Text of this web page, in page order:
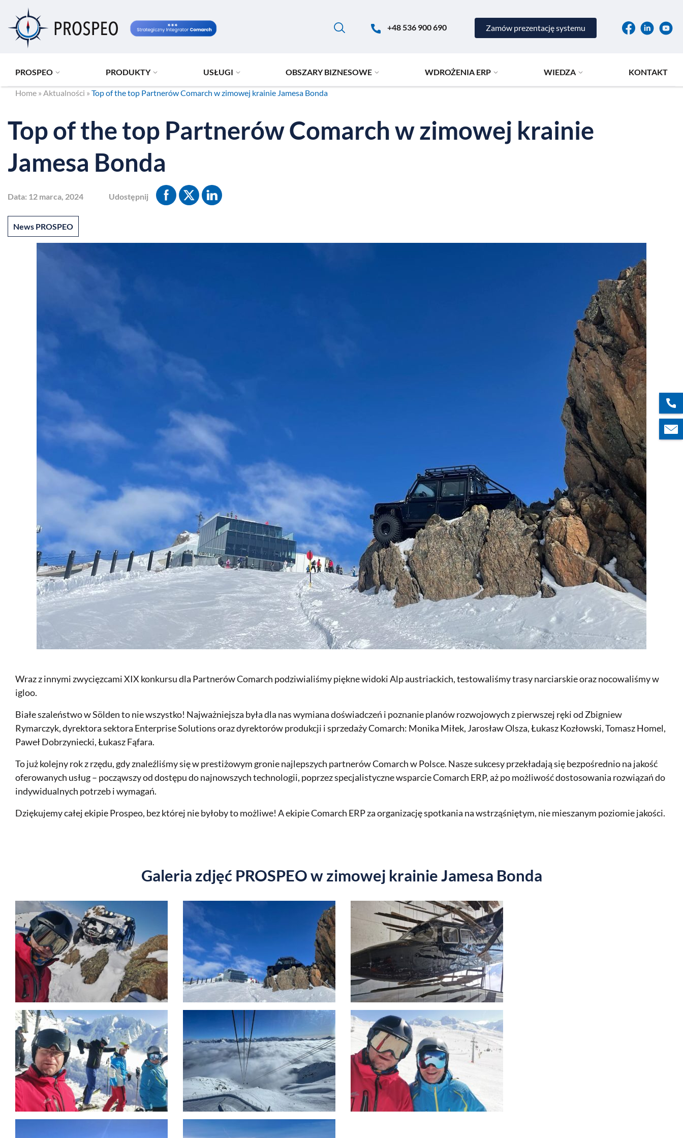
treści
+48 536 900 690 Zamów prezentację systemu
PROSPEO PRODUKTY USŁUGI OBSZARY BIZNESOWE WDROŻENIA ERP WIEDZA KONTAKT
Home » Aktualności » Top of the top Partnerów Comarch w zimowej krainie Jamesa Bonda
Top of the top Partnerów Comarch w zimowej krainie
Jamesa Bonda
Data: 12 marca, 2024 Udostępnij
News PROSPEO
Wraz z innymi zwycięzcami XIX konkursu dla Partnerów Comarch podziwialiśmy piękne widoki Alp austriackich, testowaliśmy trasy narciarskie oraz nocowaliśmy w
igloo.
Białe szaleństwo w Sölden to nie wszystko! Najważniejsza była dla nas wymiana doświadczeń i poznanie planów rozwojowych z pierwszej ręki od Zbigniew
Rymarczyk, dyrektora sektora Enterprise Solutions oraz dyrektorów produkcji i sprzedaży Comarch: Monika Miłek, Jarosław Olsza, Łukasz Kozłowski, Tomasz Homel,
Paweł Dobrzyniecki, Łukasz Fąfara.
To już kolejny rok z rzędu, gdy znaleźliśmy się w prestiżowym gronie najlepszych partnerów Comarch w Polsce. Nasze sukcesy przekładają się bezpośrednio na jakość
oferowanych usług – począwszy od dostępu do najnowszych technologii, poprzez specjalistyczne wsparcie Comarch ERP, aż po możliwość dostosowania rozwiązań do
indywidualnych potrzeb i wymagań.
Dziękujemy całej ekipie Prospeo, bez której nie byłoby to możliwe! A ekipie Comarch ERP za organizację spotkania na wstrząśniętym, nie mieszanym poziomie jakości.
Galeria zdjęć PROSPEO w zimowej krainie Jamesa Bonda